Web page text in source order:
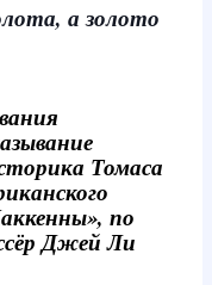
а золото
Томаса
по
Джей Ли